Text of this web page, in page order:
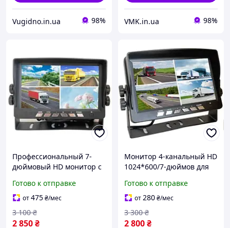
Vugidno.in.ua 98% VMK.in.ua 98%
Профессиональный 7-
дюймовый HD монитор с
грузового и
спецтранспорта
(1024×600)
Готово к отправке
от475₴/мес
2 850₴
3 100 ₴
Монитор 4-канальный HD
1024*600/7-дюймов для
Готово к отправке
от280₴/мес
2 800₴
3 300 ₴